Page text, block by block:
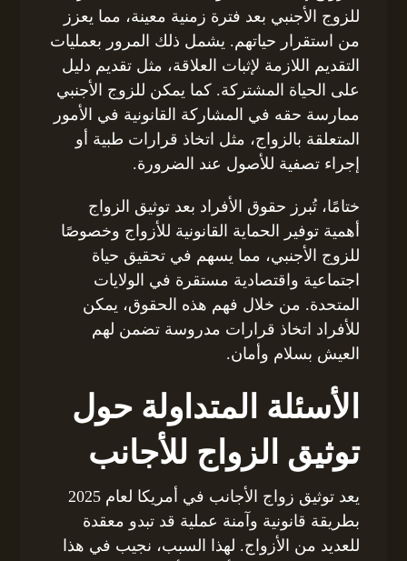
للزوج الأجنبي بعد فترة زمنية معينة، مما يعزز
من استقرار حياتهم. يشمل ذلك المرور بعمليات
التقديم اللازمة لإثبات العلاقة، مثل تقديم دليل
على الحياة المشتركة. كما يمكن للزوج الأجنبي
ممارسة حقه في المشاركة القانونية في الأمور
المتعلقة بالزواج، مثل اتخاذ قرارات طبية أو
إجراء تصفية للأصول عند الضرورة.
ختامًا، تُبرز حقوق الأفراد بعد توثيق الزواج
أهمية توفير الحماية القانونية للأزواج وخصوصًا
للزوج الأجنبي، مما يسهم في تحقيق حياة
اجتماعية واقتصادية مستقرة في الولايات
المتحدة. من خلال فهم هذه الحقوق، يمكن
للأفراد اتخاذ قرارات مدروسة تضمن لهم
العيش بسلام وأمان.
الأسئلة المتداولة حول
توثيق الزواج للأجانب
يعد توثيق زواج الأجانب في أمريكا لعام 2025
بطريقة قانونية وآمنة عملية قد تبدو معقدة
للعديد من الأزواج. لهذا السبب، نجيب في هذا